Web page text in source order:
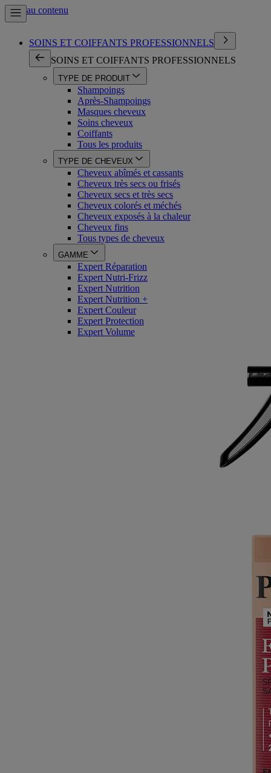
Aller au contenu
SOINS ET COIFFANTS PROFESSIONNELS
SOINS ET COIFFANTS PROFESSIONNELS
TYPE DE PRODUIT
Shampoings
Après-Shampoings
Masques cheveux
Soins cheveux
Coiffants
Tous les produits
TYPE DE CHEVEUX
Cheveux abîmés et cassants
Cheveux très secs ou frisés
Cheveux secs et très secs
Cheveux colorés et méchés
Cheveux exposés à la chaleur
Cheveux fins
Tous types de cheveux
GAMME
Expert Réparation
Expert Nutri-Frizz
Expert Nutrition
Expert Nutrition +
Expert Couleur
Expert Protection
Expert Volume